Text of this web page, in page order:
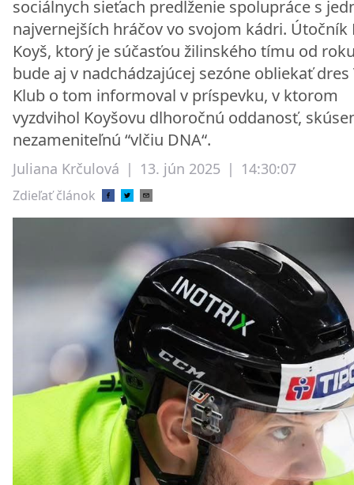
sociálnych sieťach predĺženie spolupráce s
najvernejších hráčov vo svojom kádri. Útočník
Koyš, ktorý je súčasťou žilinského tímu od
bude aj v nadchádzajúcej sezóne obliekať dres
Klub o tom informoval v príspevku, v ktorom
vyzdvihol Koyšovu dlhoročnú oddanosť,
nezameniteľnú “vlčiu DNA“.
Juliana Krčulová | 13. jún 2025 | 14:30:07
Zdieľať článok